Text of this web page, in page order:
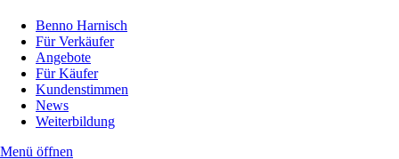
Benno Harnisch
Für Verkäufer
Angebote
Für Käufer
Kundenstimmen
News
Weiterbildung
Menü öffnen